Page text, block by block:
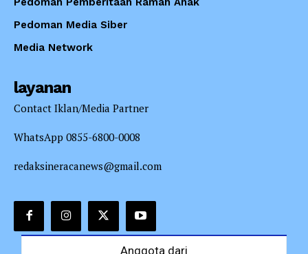
Pedoman Media Siber
Media Network
layanan
Contact Iklan/Media Partner
WhatsApp 0855-6800-0008
redaksineracanews@gmail.com
Anggota dari